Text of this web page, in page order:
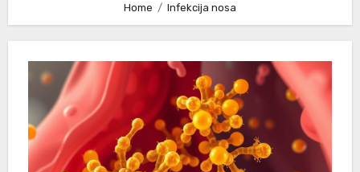
Home Infekcija nosa